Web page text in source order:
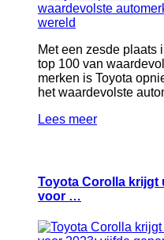
Met een zesde plaats
top 100 van
merken is Toyota
het waardevolste
Lees meer
Toyota Corolla krijgt
voor …